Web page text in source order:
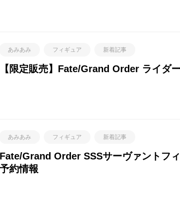
あみあみ フィギュア 新着記事
限定販売】Fate/Grand Order ライダ
あみあみ フィギュア 新着記事
Grand Order SSSサーヴァントフ
約情報